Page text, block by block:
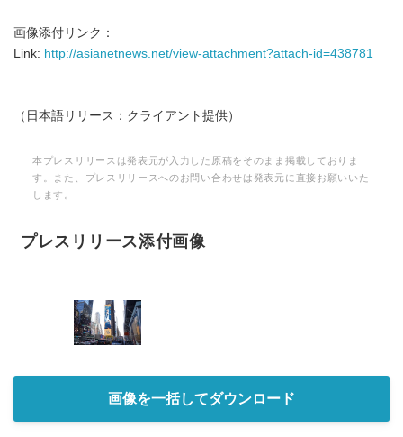
画像添付リンク：
Link: http://asianetnews.net/view-attachment?attach-id=438781
（日本語リリース：クライアント提供）
本プレスリリースは発表元が入力した原稿をそのまま掲載しておりま
す。また、プレスリリースへのお問い合わせは発表元に直接お願いいた
します。
プレスリリース添付画像
画像を一括してダウンロード